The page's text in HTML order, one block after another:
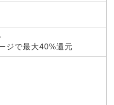
ジで最大40%還元